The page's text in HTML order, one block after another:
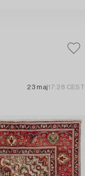
23 maj17:28 CEST